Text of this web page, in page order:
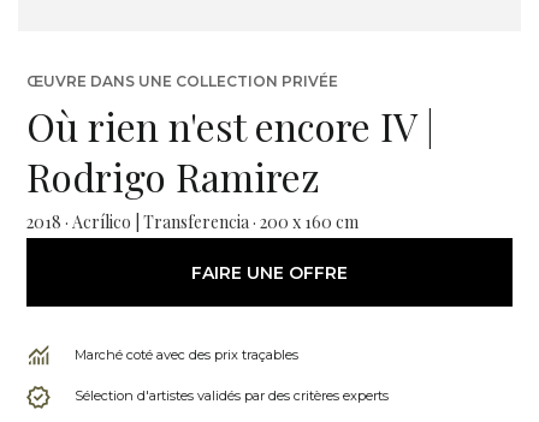
ŒUVRE DANS UNE COLLECTION PRIVÉE
Où rien n'est encore IV |
Rodrigo Ramirez
2018 · Acrílico | Transferencia · 200 x 160 cm
FAIRE UNE OFFRE
Marché coté avec des prix traçables
Sélection d'artistes validés par des critères experts